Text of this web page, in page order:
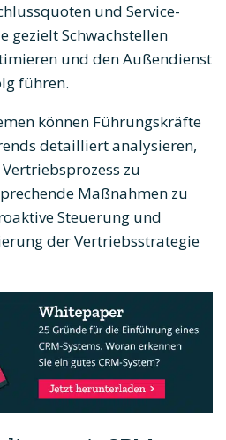
und Service-
gezielt Schwachstellen
und den Außendienst
führen.
können Führungskräfte
detailliert analysieren,
zu
Maßnahmen zu
Steuerung und
der Vertriebsstrategie